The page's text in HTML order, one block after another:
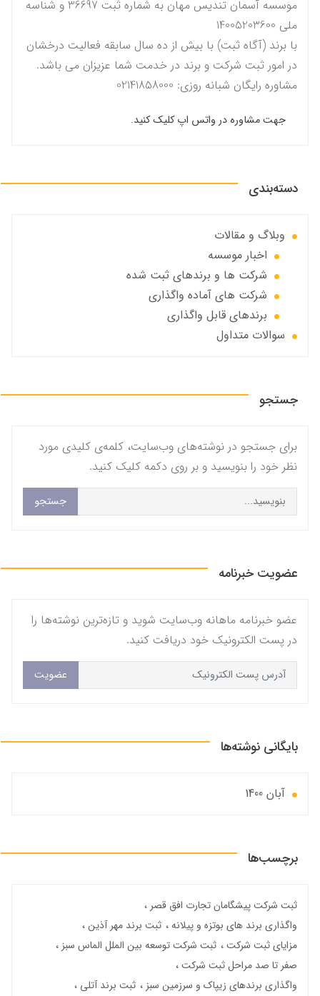
موسسه آسمان تندیس مهان به شماره ثبت 36697 و شناسه
ملی 14005203600
با برند (آگاه ثبت) با بیش از ده سال سابقه فعالیت درخشان
در امور ثبت شرکت و برند در خدمت شما عزیزان می باشد.
مشاوره رایگان شبانه روزی: 02141858000
جهت مشاوره در واتس اپ کلیک کنید.
دسته‌بندی
وبلاگ و مقالات
اخبار موسسه
شرکت ها و برندهای ثبت شده
شرکت های آماده واگذاری
برندهای قابل واگذاری
سوالات متداول
جستجو
برای جستجو در نوشته‌های وب‌سایت، کلمه‌ی کلیدی مورد
نظر خود را بنویسید و بر روی دکمه کلیک کنید.
جستجو
عضویت خبرنامه
عضو خبرنامه ماهانه وب‌سایت شوید و تازه‌ترین نوشته‌ها را
در پست الکترونیک خود دریافت کنید.
عضویت
بایگانی نوشته‌ها
آبان 1400
برچسب‌ها
ثبت شرکت پیشگامان تجارت افق قصر
واگذاری برند های بوتزه و پیلانه
ثبت برند مهر آذین
مزایای ثبت شرکت
ثبت شرکت توسعه بین الملل الماس سبز
صفر تا صد مراحل ثبت شرکت
واگذاری برندهای زیپاک و سرزمین سبز
ثبت برند آتلی